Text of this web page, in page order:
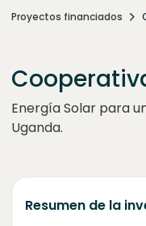
Proyectos financiados
Energía Solar para
Uganda.
Resumen de la